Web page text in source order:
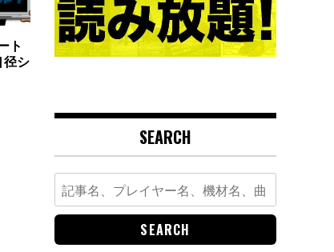
ト
シ
SEARCH
Search
for: